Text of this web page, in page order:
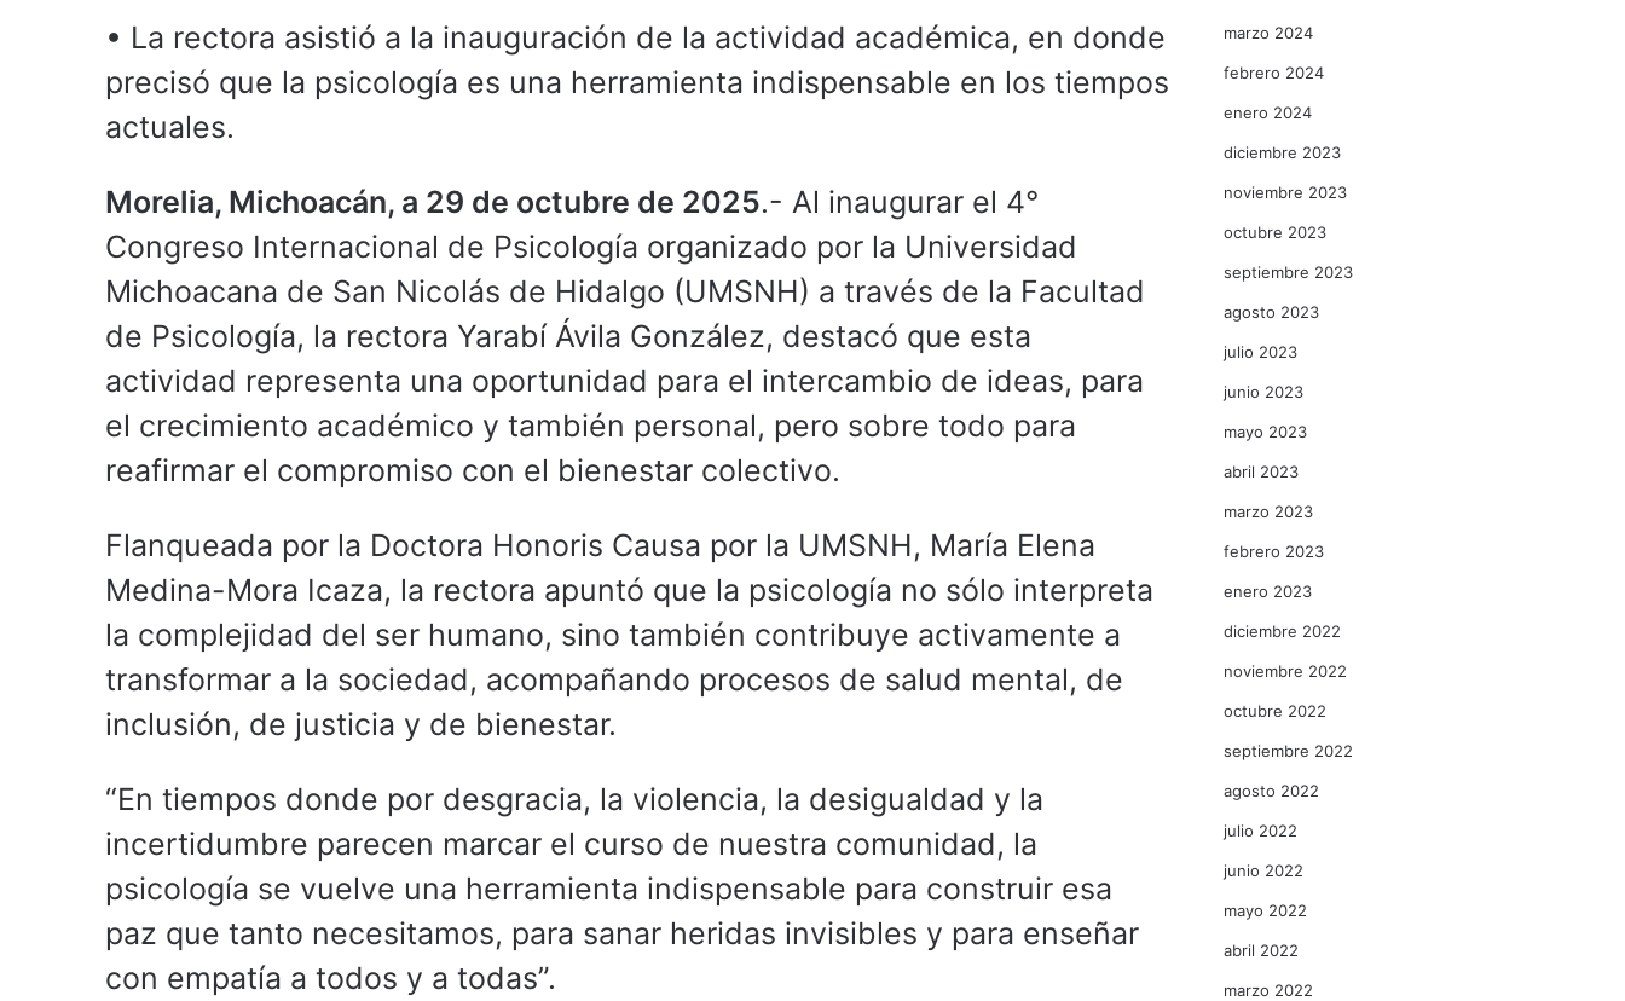
• La rectora asistió a la inauguración de la actividad académica, en donde
precisó que la psicología es una herramienta indispensable en los tiempos
actuales.
Morelia, Michoacán, a 29 de octubre de 2025.- Al inaugurar el 4°
Congreso Internacional de Psicología organizado por la Universidad
Michoacana de San Nicolás de Hidalgo (UMSNH) a través de la Facultad
de Psicología, la rectora Yarabí Ávila González, destacó que esta
actividad representa una oportunidad para el intercambio de ideas, para
el crecimiento académico y también personal, pero sobre todo para
reafirmar el compromiso con el bienestar colectivo.
Flanqueada por la Doctora Honoris Causa por la UMSNH, María Elena
Medina-Mora Icaza, la rectora apuntó que la psicología no sólo interpreta
la complejidad del ser humano, sino también contribuye activamente a
transformar a la sociedad, acompañando procesos de salud mental, de
inclusión, de justicia y de bienestar.
“En tiempos donde por desgracia, la violencia, la desigualdad y la
incertidumbre parecen marcar el curso de nuestra comunidad, la
psicología se vuelve una herramienta indispensable para construir esa
paz que tanto necesitamos, para sanar heridas invisibles y para enseñar
con empatía a todos y a todas”.
marzo 2024
febrero 2024
enero 2024
diciembre 2023
noviembre 2023
octubre 2023
septiembre 2023
agosto 2023
julio 2023
junio 2023
mayo 2023
abril 2023
marzo 2023
febrero 2023
enero 2023
diciembre 2022
noviembre 2022
octubre 2022
septiembre 2022
agosto 2022
julio 2022
junio 2022
mayo 2022
abril 2022
marzo 2022